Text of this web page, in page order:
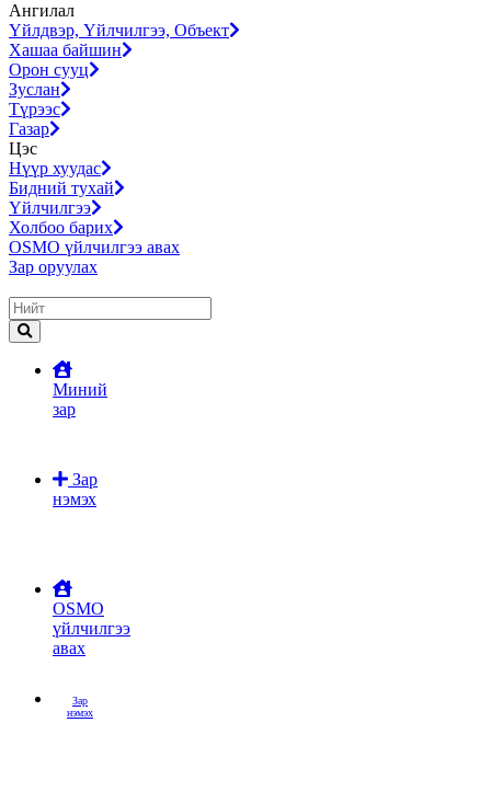
Ангилал
Үйлдвэр, Үйлчилгээ, Объект
Хашаа байшин
Орон сууц
Зуслан
Түрээс
Газар
Цэс
Нүүр хуудас
Бидний тухай
Үйлчилгээ
Холбоо барих
OSMO үйлчилгээ авах
Зар оруулах
Миний
зар
Зар
нэмэх
OSMO
үйлчилгээ
авах
Зар
нэмэх